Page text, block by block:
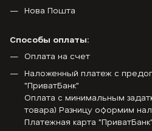
Нова Пошта
Способы оплаты:
Оплата на счет
Наложенный платеж с
"ПриватБанк"
Оплата с минимальным
товара) Разницу оформим
Платежная карта "ПриватБанк"